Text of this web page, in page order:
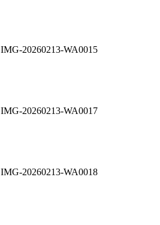
IMG-20260213-WA0015
IMG-20260213-WA0017
IMG-20260213-WA0018